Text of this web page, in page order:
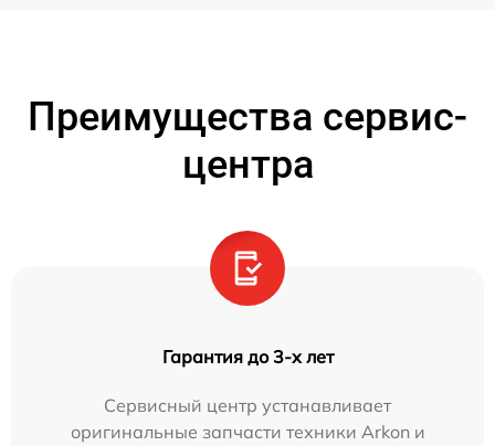
Преимущества сервис-
центра
Гарантия до 3-х лет
Сервисный центр устанавливает
оригинальные запчасти техники Arkon и